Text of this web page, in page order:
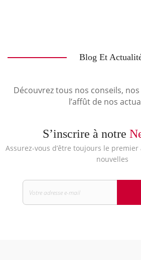
Blog Et
Découvrez tous nos conseils,
l’affût de nos
S’inscrire à notre
Assurez-vous d’être toujours le
nouvelles